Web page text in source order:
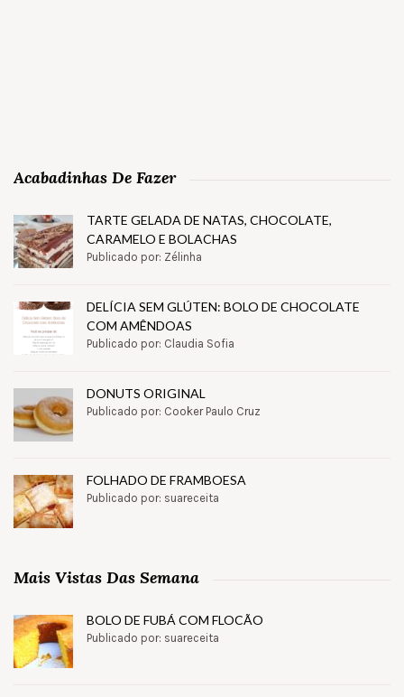
Acabadinhas De Fazer
TARTE GELADA DE NATAS, CHOCOLATE,
CARAMELO E BOLACHAS
Publicado por: Zélinha
DELÍCIA SEM GLÚTEN: BOLO DE CHOCOLATE
COM AMÊNDOAS
Publicado por: Claudia Sofia
DONUTS ORIGINAL
Publicado por: Cooker Paulo Cruz
FOLHADO DE FRAMBOESA
Publicado por: suareceita
Mais Vistas Das Semana
BOLO DE FUBÁ COM FLOCÃO
Publicado por: suareceita